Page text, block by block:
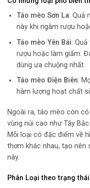
Táo mèo Sơn La: Quả
này khi ngâm rượu
Táo mèo Yên Bái:
rượu hoặc làm giấm.
dùng ưa chuộng nhất.
Táo mèo Điện Biên:
hàm lượng hoạt chất
Ngoài ra, táo mèo còn
vùng núi cao như Tây
Mỗi loại có đặc điểm về
thơm khác nhau, tạo nên
này.
Phân Loại theo trạng